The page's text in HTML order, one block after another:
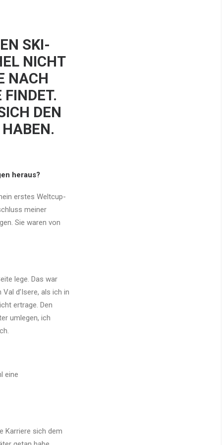
SKI-
NICHT
NACH
FINDET.
DEN
heraus?
erstes Weltcup-
meiner
Sie waren von
lege. Das war
d’Isere, als ich in
ertrage. Den
umlegen, ich
eine
Karriere sich dem